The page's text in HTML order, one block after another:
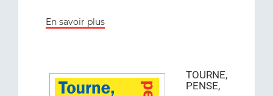
En savoir plus
TOURNE,
PENSE,